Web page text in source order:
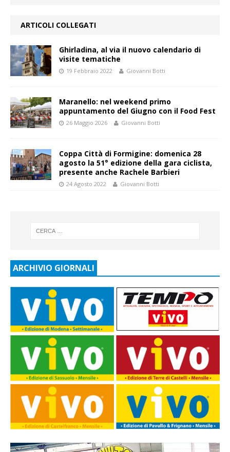
ARTICOLI COLLEGATI
Ghirladina, al via il nuovo calendario di
visite tematiche
19 Febbraio 2022 Giovanni Botti
Maranello: nel weekend primo
appuntamento del Giugno con il Food Fest
26 Maggio 2026 Giovanni Botti
Coppa Città di Formigine: domenica 28
agosto la 51° edizione della gara ciclista,
presente anche Rachele Barbieri
24 Agosto 2022 Giovanni Botti
ARCHIVIO GIORNALI